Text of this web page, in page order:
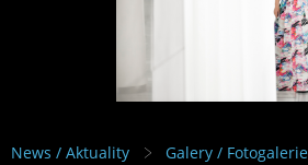
News / Aktuality Galery / Fotogalerie